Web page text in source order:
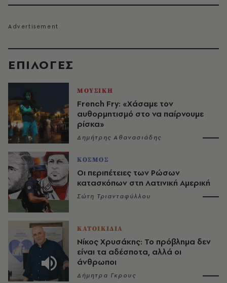
EΠΙΛΟΓΈΣ
ΜΟΥΣΙΚΗ
French Fry: «Χάσαμε τον
αυθορμητισμό στο να παίρνουμε
ρίσκα»
Δημήτρης Αθανασιάδης
ΚΟΣΜΟΣ
Οι περιπέτειες των Ρώσων
κατασκόπων στη Λατινική Αμερική
Σώτη Τριανταφύλλου
ΚΑΤΟΙΚΙΔΙΑ
Νίκος Χρυσάκης: Το πρόβλημα δεν
είναι τα αδέσποτα, αλλά οι
άνθρωποι
Δήμητρα Γκρους